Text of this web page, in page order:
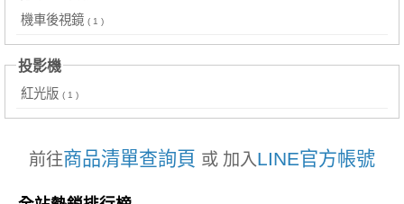
機車後視鏡 ( 1 )
投影機
紅光版 ( 1 )
前往商品清單查詢頁 或 加入LINE官方帳號